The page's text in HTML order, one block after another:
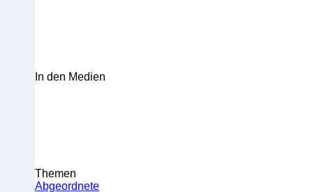
In den Medien
Themen
Abgeordnete